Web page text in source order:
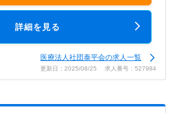
詳細を見る
医療法人社団泰平会の求人一覧
更新日：2025/08/25 求人番号：527984